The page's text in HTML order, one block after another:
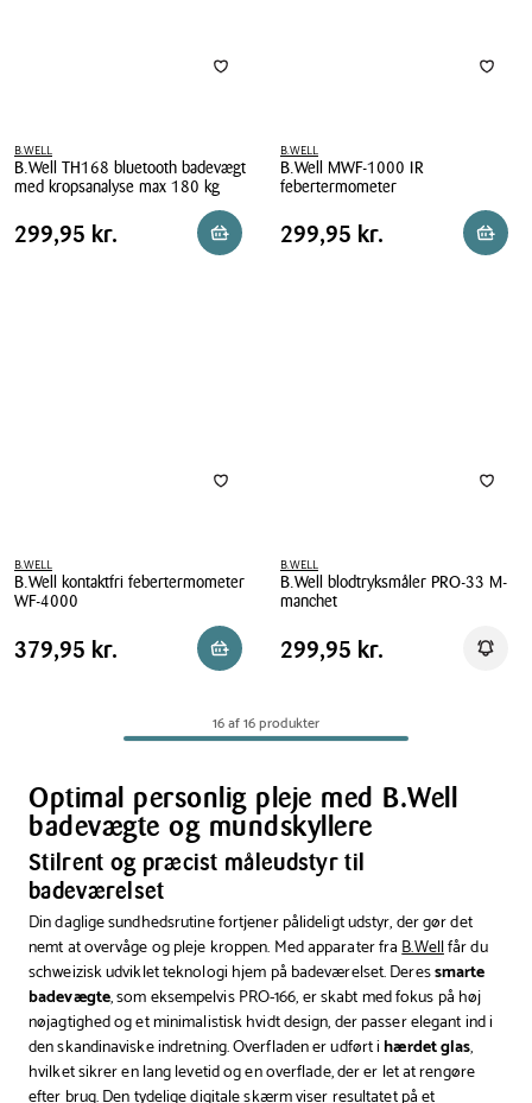
B.WELL
B.Well TH168 bluetooth badevægt
med kropsanalyse max 180 kg
B.Well
TH168
Pris
Pris 299,95 kr.
299,95 kr. Læg i kurv
B.WELL
B.Well MWF-1000 IR
febertermometer
B.Well
MWF-
Pris
Pris 299,95 kr.
299,95 kr. Læg i
B.WELL
B.Well kontaktfri febertermometer
WF-4000
B.Well
kontaktfri
Pris
Pris 379,95 kr.
379,95 kr. Læg i kurv
B.WELL
B.Well blodtryksmåler PRO-33 M-
manchet
B.Well
blodtryksmåler
33
M-
Pris
Pris 299,95 kr.
299,95 kr. Få
16 af 16 produkter
Optimal personlig pleje med B.Well
badevægte og mundskyllere
Stilrent og præcist måleudstyr til
badeværelset
Din daglige sundhedsrutine fortjener pålideligt udstyr, der gør det
nemt at overvåge og pleje kroppen. Med apparater fraB.Wellfår du
schweizisk udviklet teknologi hjem på badeværelset. Deressmarte
badevægte, som eksempelvis PRO-166, er skabt med fokus på høj
nøjagtighed og et minimalistisk hvidt design, der passer elegant ind i
den skandinaviske indretning. Overfladen er udført ihærdet glas,
hvilket sikrer en lang levetid og en overflade, der er let at rengøre
efter brug. Den tydelige digitale skærm viser resultatet på et